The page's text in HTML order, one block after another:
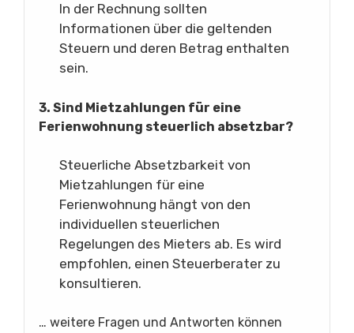
In der Rechnung sollten
Informationen über die geltenden
Steuern und deren Betrag enthalten
sein.
3. Sind Mietzahlungen für eine
Ferienwohnung steuerlich absetzbar?
Steuerliche Absetzbarkeit von
Mietzahlungen für eine
Ferienwohnung hängt von den
individuellen steuerlichen
Regelungen des Mieters ab. Es wird
empfohlen, einen Steuerberater zu
konsultieren.
… weitere Fragen und Antworten können